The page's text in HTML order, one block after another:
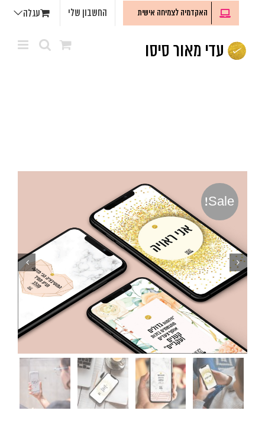
האקדמיה לצמיחה אישית החשבון שלי עגלה
Sale!
 